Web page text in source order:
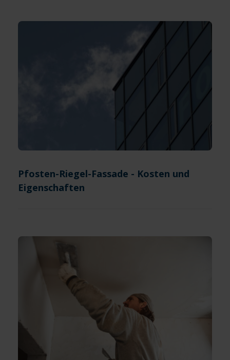
Pfosten-Riegel-Fassade - Kosten und
Eigenschaften